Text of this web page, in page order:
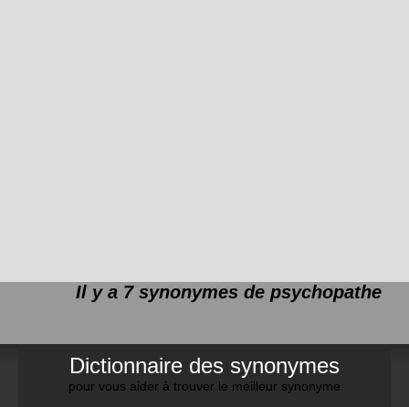
Il y a 7 synonymes de psychopathe
Dictionnaire des synonymes
pour vous aider à trouver le meilleur synonyme